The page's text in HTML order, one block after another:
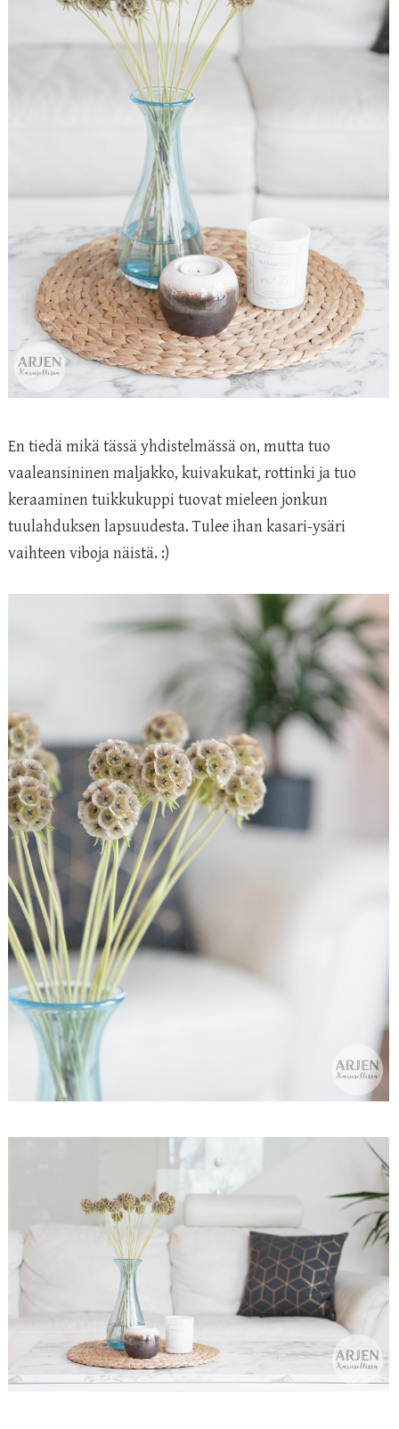
En tiedä mikä tässä yhdistelmässä on, mutta tuo
vaaleansininen maljakko, kuivakukat, rottinki ja tuo
keraaminen tuikkukuppi tuovat mieleen jonkun
tuulahduksen lapsuudesta. Tulee ihan kasari-ysäri
vaihteen viboja näistä. :)